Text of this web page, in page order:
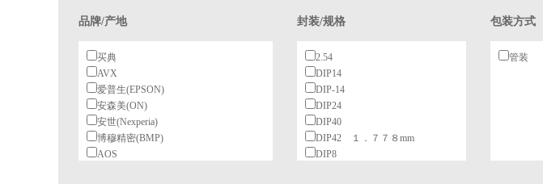
品牌/产地 封装/规格 包装方式
买典
AVX
爱普生(EPSON)
安森美(ON)
安世(Nexperia)
博穆精密(BMP)
AOS
2.54
DIP14
DIP-14
DIP24
DIP40
DIP42 １．７７８mm
DIP8
管装